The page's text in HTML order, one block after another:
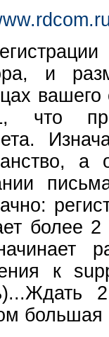
и
что
а
более
к
большая